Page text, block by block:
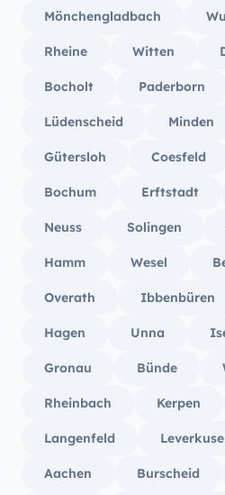
Mönchengladbach
Rheine Witten
Bocholt Paderborn
Lüdenscheid Minden
Gütersloh Coesfeld
Bochum Erftstadt
Neuss Solingen
Hamm Wesel
Overath Ibbenbüren
Hagen Unna
Gronau Bünde
Rheinbach Kerpen
Langenfeld
Aachen Burscheid